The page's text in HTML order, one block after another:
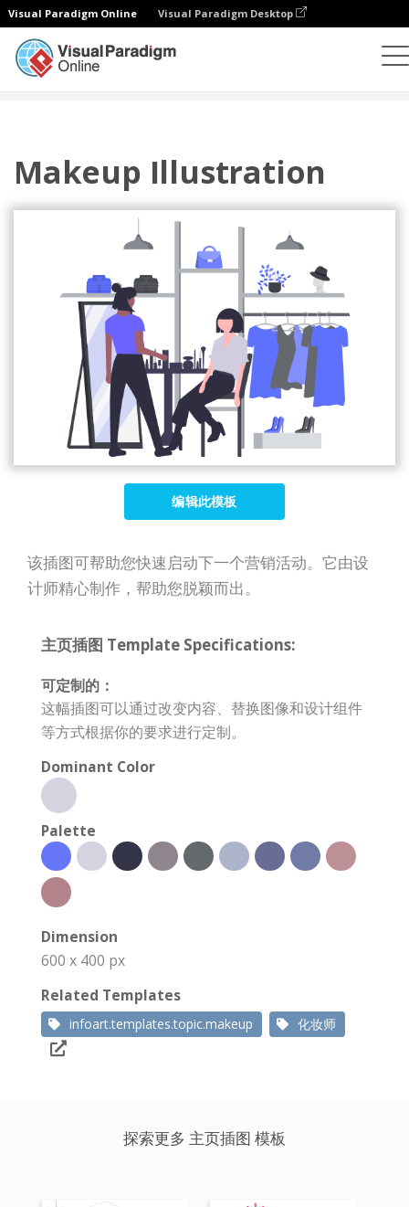
Visual Paradigm Online Visual Paradigm Desktop
Makeup Illustration
编辑此模板
该插图可帮助您快速启动下一个营销活动。它由设
计师精心制作，帮助您脱颖而出。
主页插图 Template Specifications:
可定制的：
这幅插图可以通过改变内容、替换图像和设计组件
等方式根据你的要求进行定制。
Dominant Color
Palette
Dimension
600 x 400 px
Related Templates
infoart.templates.topic.makeup 化妆师
探索更多 主页插图 模板